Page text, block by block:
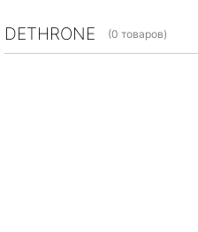
DETHRONE (0 товаров)